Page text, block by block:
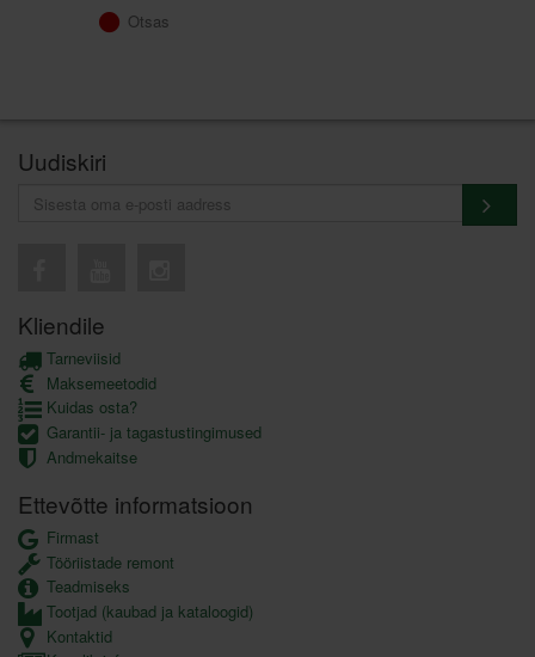
Otsas
Uudiskiri
Kliendile
Tarneviisid
Maksemeetodid
Kuidas osta?
Garantii- ja tagastustingimused
Andmekaitse
Ettevõtte informatsioon
Firmast
Tööriistade remont
Teadmiseks
Tootjad (kaubad ja kataloogid)
Kontaktid